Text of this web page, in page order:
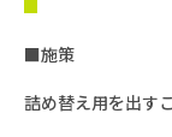
■施策
詰め替え用を出す